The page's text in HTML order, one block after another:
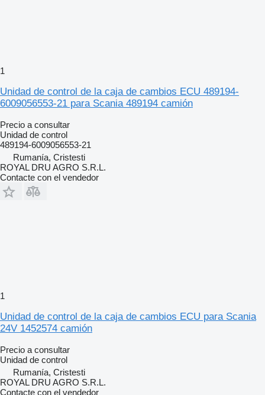
1
Unidad de control de la caja de cambios ECU 489194-
6009056553-21 para Scania 489194 camión
Precio a consultar
Unidad de control
489194-6009056553-21
Rumanía, Cristesti
ROYAL DRU AGRO S.R.L.
Contacte con el vendedor
1
Unidad de control de la caja de cambios ECU para Scania
24V 1452574 camión
Precio a consultar
Unidad de control
Rumanía, Cristesti
ROYAL DRU AGRO S.R.L.
Contacte con el vendedor